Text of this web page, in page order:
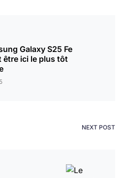
Galaxy S25 Fe
être ici le plus tôt
NEXT POST